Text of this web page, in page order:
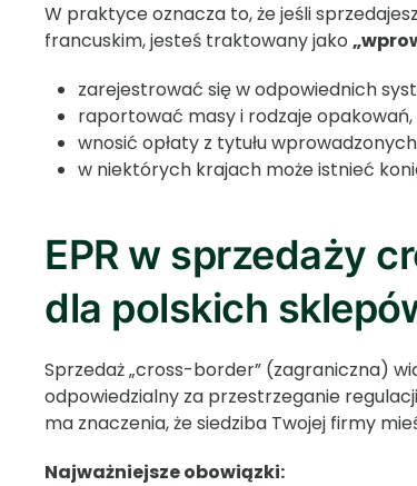
W praktyce oznacza to, że jeśli
francuskim, jesteś traktowany jako
zarejestrować się w odpowiednich
raportować masy i rodzaje
wnosić opłaty z tytułu
w niektórych krajach może istnieć
EPR w sprzedaży
dla polskich
Sprzedaż „cross-border” (zagraniczna)
odpowiedzialny za przestrzeganie
ma znaczenia, że siedziba Twojej firmy
Najważniejsze obowiązki: